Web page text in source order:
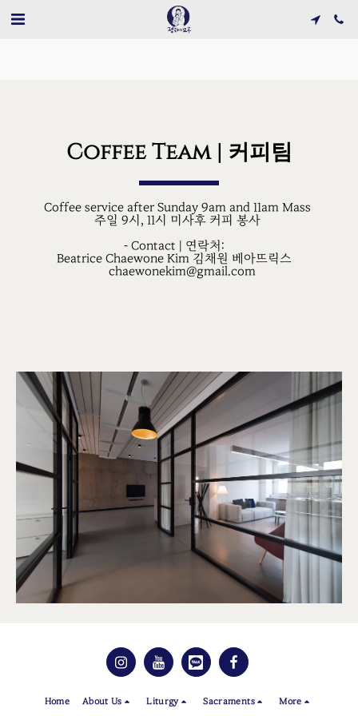
Coffee Team | 커피팀
Coffee service after Sunday 9am and 11am Mass
주일 9시, 11시 미사후 커피 봉사
- Contact | 연락처:
Beatrice Chaewone Kim 김채원 베아뜨릭스
  chaewonekim@gmail.com
Home About Us Liturgy Sacraments More